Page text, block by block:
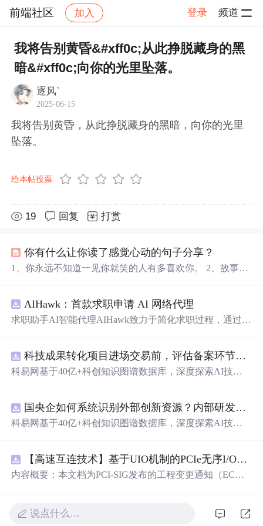
前端社区 加入 登录 频道
社区 前端社区 感慨 帖子详情
我将告别黄昏&#xff0c;从此挣脱藏身的黑
暗&#xff0c;向你的光里坠落。
逐风`
2025-06-15
我将告别黄昏，从此挣脱藏身的黑暗，向你的光里
坠落。
给本帖投票
19 回复 打赏
你有什么让你读了感觉心动的句子分享？
1、你永远不知道一见你就笑的人有多喜欢你。 2、故事很
黑暗中相信光，在绝望中相信希望，在没有路的地方 ，劈
你来了。 9、你一出场，别人就显得不过如此。 10、我不
能给你全世界，但我的世界可以全部给你。
AIHawk：首款求职申请 AI 网络代理
求职助手AI智能代理AIHawk致力于简化求职过程，通过自
科技成果转化项目进场交易前，评估备案环节需要准备哪些材料？.docx
科易网基于40亿+科创知识图谱数据库，深度探索AI技术
新领域的AI+数智化解决方案，推动科技创新与产业创新
智能化发展。
国央企如何系统识别外部创新资源？内部研发体系完善，但对外部高校、中小科技企业技术能力缺乏动态认知。.docx
科易网基于40亿+科创知识图谱数据库，深度探索AI技术
新领域的AI+数智化解决方案，推动科技创新与产业创新
智能化发展。
【高速互连技术】基于UIO机制的PCIe无序I/O扩展：多路径架构下内存请求的高性能传输与排序控制方案设计
内容概要：本文档为PCI-SIG发布的工程变更通知（EC
规则对多路径拓扑和高性能IO系统的限制。UIO基于Flit模
说点什么…